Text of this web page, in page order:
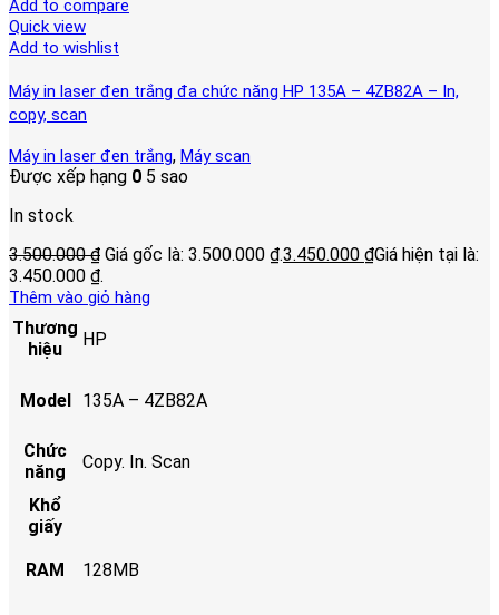
Add to compare
Quick view
Add to wishlist
Máy in laser đen trắng đa chức năng HP 135A – 4ZB82A – In,
copy, scan
Máy in laser đen trắng, Máy scan
Được xếp hạng 0 5 sao
In stock
3.500.000₫ Giá gốc là: 3.500.000 ₫.3.450.000 ₫Giá hiện tại là:
3.450.000 ₫.
Thêm vào giỏ hàng
Thương
hiệu
HP
Model 135A – 4ZB82A
Chức
năng
Copy. In. Scan
Khổ
giấy
RAM 128MB